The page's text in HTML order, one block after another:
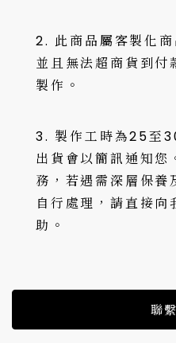
2. 此商品屬客製化商
並且無法超商貨到付
製作。
3. 製作工時為25至
出貨會以簡訊通知您
務，若遇需深層保養
自行處理，請直接向
助。
聯